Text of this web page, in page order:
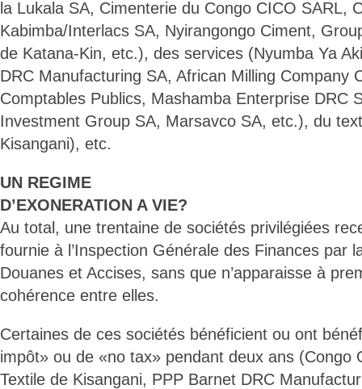
la Lukala SA, Cimenterie du Congo CICO SARL,
Kabimba/Interlacs SA, Nyirangongo Ciment,
de Katana-Kin, etc.), des services (Nyumba Ya
DRC Manufacturing SA, African Milling Company
Comptables Publics, Mashamba Enterprise DRC
Investment Group SA, Marsavco SA, etc.), du
Kisangani), etc.
UN REGIME
D’EXONERATION A VIE?
Au total, une trentaine de sociétés privilégiées
fournie à l’Inspection Générale des Finances par
Douanes et Accises, sans que n’apparaisse à
cohérence entre elles.
Certaines de ces sociétés bénéficient ou ont
impôt» ou de «no tax» pendant deux ans (Congo
Textile de Kisangani, PPP Barnet DRC